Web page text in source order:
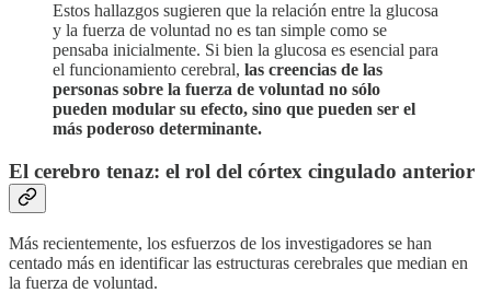
Estos hallazgos sugieren que la relación entre la glucosa
y la fuerza de voluntad no es tan simple como se
pensaba inicialmente. Si bien la glucosa es esencial para
el funcionamiento cerebral, las creencias de las
personas sobre la fuerza de voluntad no sólo
pueden modular su efecto, sino que pueden ser el
más poderoso determinante.
El cerebro tenaz: el rol del córtex cingulado anterior
Más recientemente, los esfuerzos de los investigadores se han
centado más en identificar las estructuras cerebrales que median en
la fuerza de voluntad.